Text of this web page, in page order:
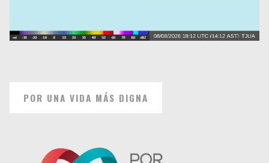
POR UNA VIDA MÁS DIGNA